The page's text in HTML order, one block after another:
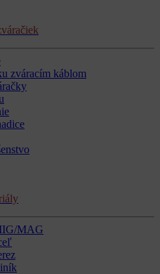
zváracím káblom
MAG